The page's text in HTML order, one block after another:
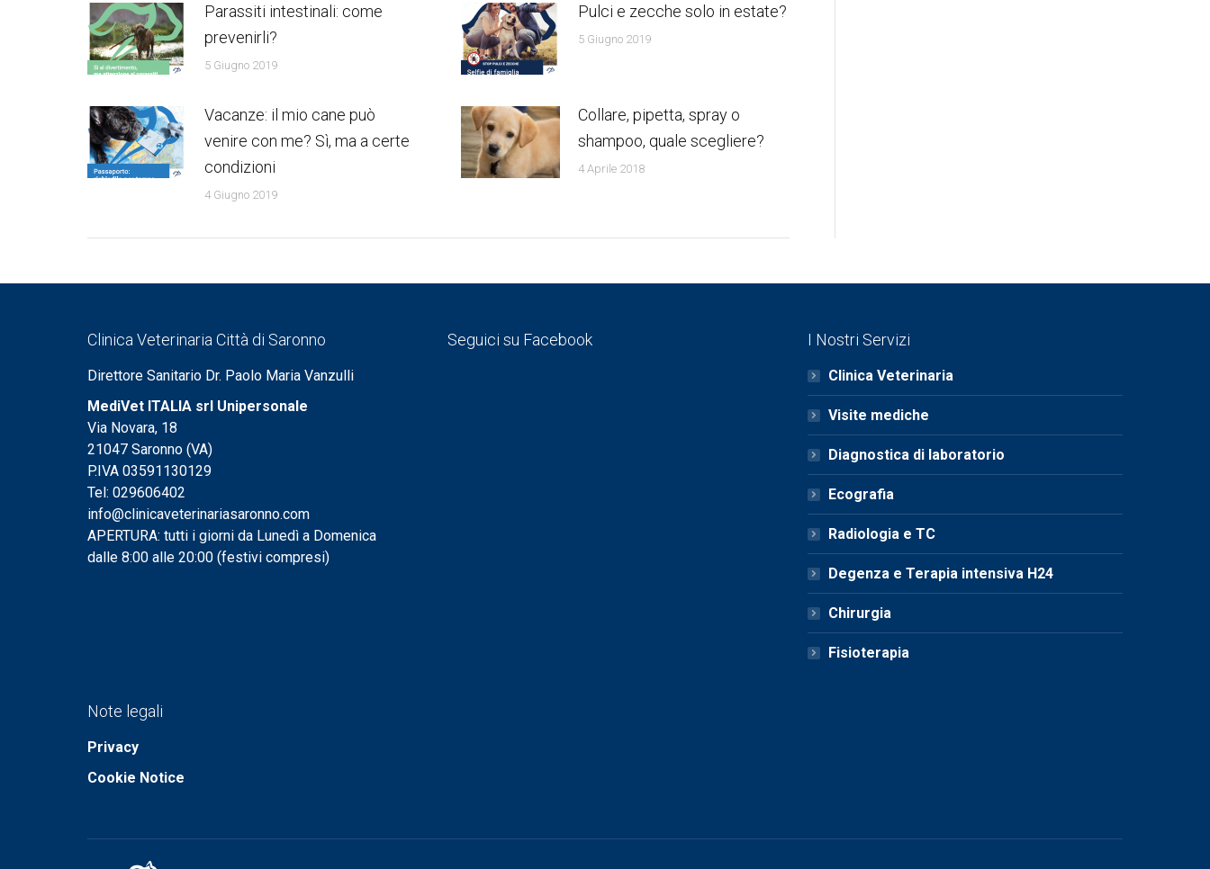
Parassiti intestinali: come
prevenirli?
5 Giugno 2019
Pulci e zecche solo in estate?
5 Giugno 2019
Vacanze: il mio cane può
venire con me? Sì, ma a certe
condizioni
4 Giugno 2019
Collare, pipetta, spray o
shampoo, quale scegliere?
4 Aprile 2018
Clinica Veterinaria Città di Saronno
Direttore Sanitario Dr. Paolo Maria Vanzulli
MediVet ITALIA srl Unipersonale
Via Novara, 18
21047 Saronno (VA)
P.IVA 03591130129
Tel: 029606402
info@clinicaveterinariasaronno.com
APERTURA: tutti i giorni da Lunedì a Domenica
dalle 8:00 alle 20:00 (festivi compresi)
Seguici su Facebook I Nostri Servizi
Clinica Veterinaria
Visite mediche
Diagnostica di laboratorio
Ecografia
Radiologia e TC
Degenza e Terapia intensiva H24
Chirurgia
Fisioterapia
Note legali
Privacy
Cookie Notice